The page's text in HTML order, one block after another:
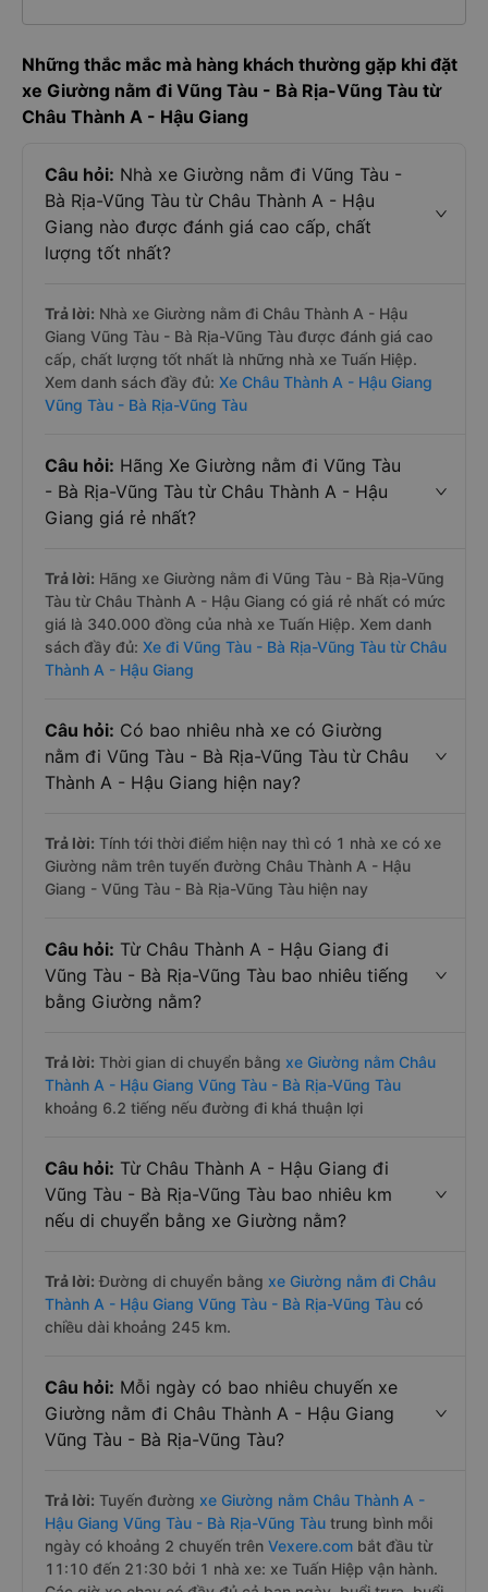
Những thắc mắc mà hàng khách thường gặp khi đặt
xe Giường nằm đi Vũng Tàu - Bà Rịa-Vũng Tàu từ
Châu Thành A - Hậu Giang
Câu hỏi: Nhà xe Giường nằm đi Vũng Tàu -
Bà Rịa-Vũng Tàu từ Châu Thành A - Hậu
Giang nào được đánh giá cao cấp, chất
lượng tốt nhất?
Trả lời: Nhà xe Giường nằm đi Châu Thành A - Hậu
Giang Vũng Tàu - Bà Rịa-Vũng Tàu được đánh giá cao
cấp, chất lượng tốt nhất là những nhà xe Tuấn Hiệp.
Xem danh sách đầy đủ: Xe Châu Thành A - Hậu Giang
Vũng Tàu - Bà Rịa-Vũng Tàu
Câu hỏi: Hãng Xe Giường nằm đi Vũng Tàu
- Bà Rịa-Vũng Tàu từ Châu Thành A - Hậu
Giang giá rẻ nhất?
Trả lời: Hãng xe Giường nằm đi Vũng Tàu - Bà Rịa-Vũng
Tàu từ Châu Thành A - Hậu Giang có giá rẻ nhất có mức
giá là 340.000 đồng của nhà xe Tuấn Hiệp. Xem danh
sách đầy đủ: Xe đi Vũng Tàu - Bà Rịa-Vũng Tàu từ Châu
Thành A - Hậu Giang
Câu hỏi: Có bao nhiêu nhà xe có Giường
nằm đi Vũng Tàu - Bà Rịa-Vũng Tàu từ Châu
Thành A - Hậu Giang hiện nay?
Trả lời: Tính tới thời điểm hiện nay thì có 1 nhà xe có xe
Giường nằm trên tuyến đường Châu Thành A - Hậu
Giang - Vũng Tàu - Bà Rịa-Vũng Tàu hiện nay
Câu hỏi: Từ Châu Thành A - Hậu Giang đi
Vũng Tàu - Bà Rịa-Vũng Tàu bao nhiêu tiếng
bằng Giường nằm?
Trả lời: Thời gian di chuyển bằng xe Giường nằm Châu
Thành A - Hậu Giang Vũng Tàu - Bà Rịa-Vũng Tàu
khoảng 6.2 tiếng nếu đường đi khá thuận lợi
Câu hỏi: Từ Châu Thành A - Hậu Giang đi
Vũng Tàu - Bà Rịa-Vũng Tàu bao nhiêu km
nếu di chuyển bằng xe Giường nằm?
Trả lời: Đường di chuyển bằng xe Giường nằm đi Châu
Thành A - Hậu Giang Vũng Tàu - Bà Rịa-Vũng Tàu có
chiều dài khoảng 245 km.
Câu hỏi: Mỗi ngày có bao nhiêu chuyến xe
Giường nằm đi Châu Thành A - Hậu Giang
Vũng Tàu - Bà Rịa-Vũng Tàu?
Trả lời: Tuyến đường xe Giường nằm Châu Thành A -
Hậu Giang Vũng Tàu - Bà Rịa-Vũng Tàu trung bình mỗi
ngày có khoảng 2 chuyến trên Vexere.com bắt đầu từ
11:10 đến 21:30 bởi 1 nhà xe: xe Tuấn Hiệp vận hành.